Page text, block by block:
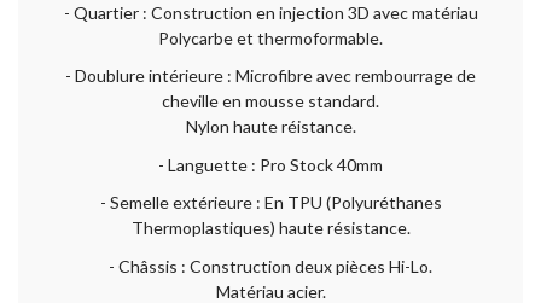
- Quartier : Construction en injection 3D avec matériau
Polycarbe et thermoformable.
- Doublure intérieure : Microfibre avec rembourrage de
cheville en mousse standard.
Nylon haute réistance.
- Languette : Pro Stock 40mm
- Semelle extérieure : En TPU (Polyuréthanes
Thermoplastiques) haute résistance.
- Châssis : Construction deux pièces Hi-Lo.
Matériau acier.